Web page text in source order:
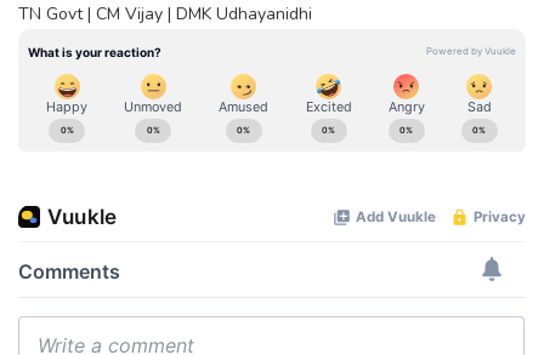
TN Govt | CM Vijay | DMK Udhayanidhi